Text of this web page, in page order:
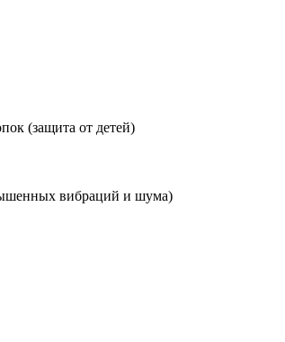
(защита от детей)
вибраций и шума)